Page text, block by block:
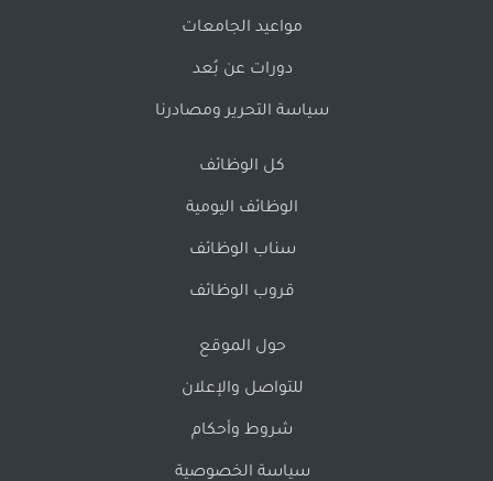
مواعيد الجامعات
دورات عن بُعد
سياسة التحرير ومصادرنا
كل الوظائف
الوظائف اليومية
سناب الوظائف
قروب الوظائف
حول الموقع
للتواصل والإعلان
شروط وأحكام
سياسة الخصوصية